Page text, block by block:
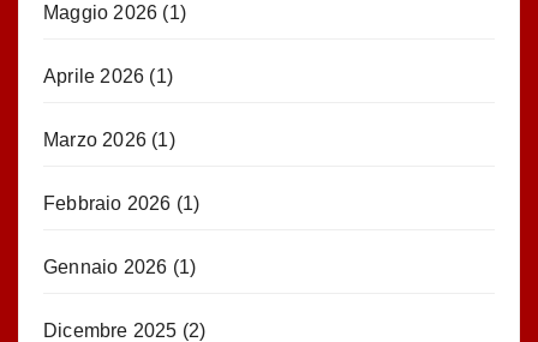
Maggio 2026 (1)
Aprile 2026 (1)
Marzo 2026 (1)
Febbraio 2026 (1)
Gennaio 2026 (1)
Dicembre 2025 (2)